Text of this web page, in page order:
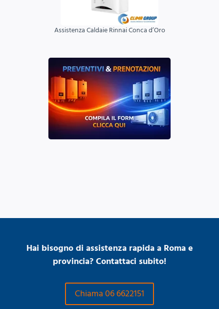
Assistenza Caldaie Rinnai Conca d’Oro
Hai bisogno di assistenza rapida a Roma e
provincia? Contattaci subito!
Chiama 06 6622151